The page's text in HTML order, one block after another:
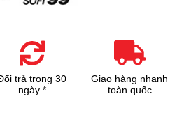
trả trong 30
ngày *
Giao hàng nhanh
toàn quốc